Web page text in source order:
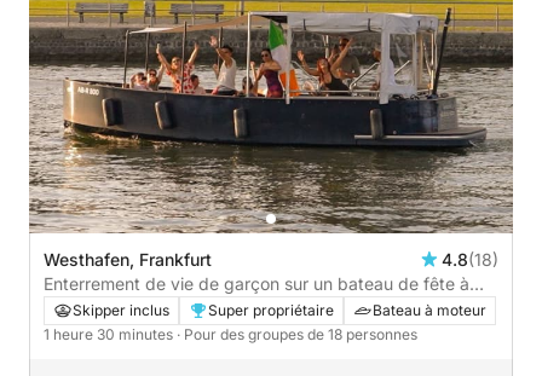
Westhafen, Frankfurt 4.8(18)
Enterrement de vie de garçon sur un bateau de fête à
Francfort avec vue sur la ville - 1h30
Skipper inclus Super propriétaire
Bateau à moteur
1 heure 30 minutes · Pour des groupes de 18 personnes